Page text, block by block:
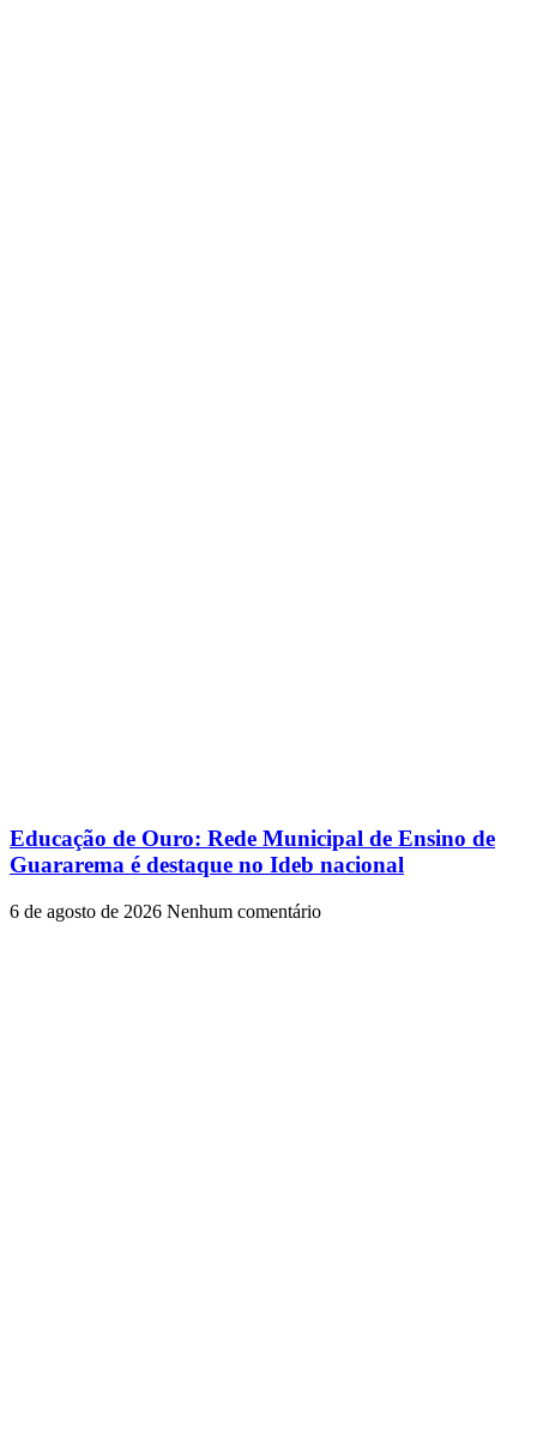
Educação de Ouro: Rede Municipal de Ensino de
Guararema é destaque no Ideb nacional
6 de agosto de 2026 Nenhum comentário